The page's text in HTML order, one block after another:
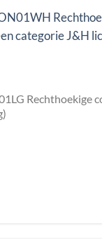
Rechthoekige